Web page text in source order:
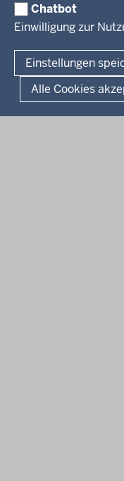
Chatbot
Einwilligung zur
Einstellungen
Alle Cookies
Verfahrensübersichten
Überwachung
© 2026 Bezirksregierung
Organisationsplan
Dokumente und